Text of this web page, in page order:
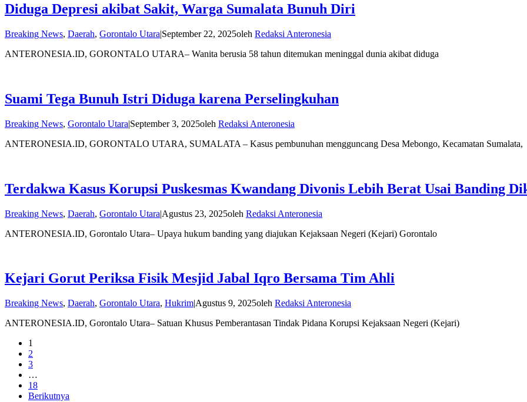
Diduga Depresi akibat Sakit, Warga Sumalata Bunuh Diri
Breaking News, Daerah, Gorontalo Utara|September 22, 2025oleh Redaksi Anteronesia
ANTERONESIA.ID, GORONTALO UTARA– Wanita berusia 58 tahun ditemukan meninggal dunia akibat diduga
Suami Tega Bunuh Istri Diduga karena Perselingkuhan
Breaking News, Gorontalo Utara|September 3, 2025oleh Redaksi Anteronesia
ANTERONESIA.ID, GORONTALO UTARA, SUMALATA – Kasus pembunuhan mengguncang Desa Mebongo, Kecamatan Sumalata,
Terdakwa Kasus Korupsi Puskesmas Kwandang Divonis Lebih Berat Usai Banding
Breaking News, Daerah, Gorontalo Utara|Agustus 23, 2025oleh Redaksi Anteronesia
ANTERONESIA.ID, Gorontalo Utara– Upaya hukum banding yang diajukan Kejaksaan Negeri (Kejari) Gorontalo
Kejari Gorut Periksa Fisik Mesjid Jabal Iqro Bersama Tim Ahli
Breaking News, Daerah, Gorontalo Utara, Hukrim|Agustus 9, 2025oleh Redaksi Anteronesia
ANTERONESIA.ID, Gorontalo Utara– Satuan Khusus Pemberantasan Tindak Pidana Korupsi Kejaksaan Negeri (Kejari)
1
2
3
…
18
Berikutnya